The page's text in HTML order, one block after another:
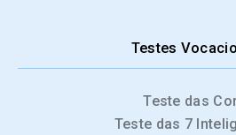
Testes
Teste das
Teste das 7